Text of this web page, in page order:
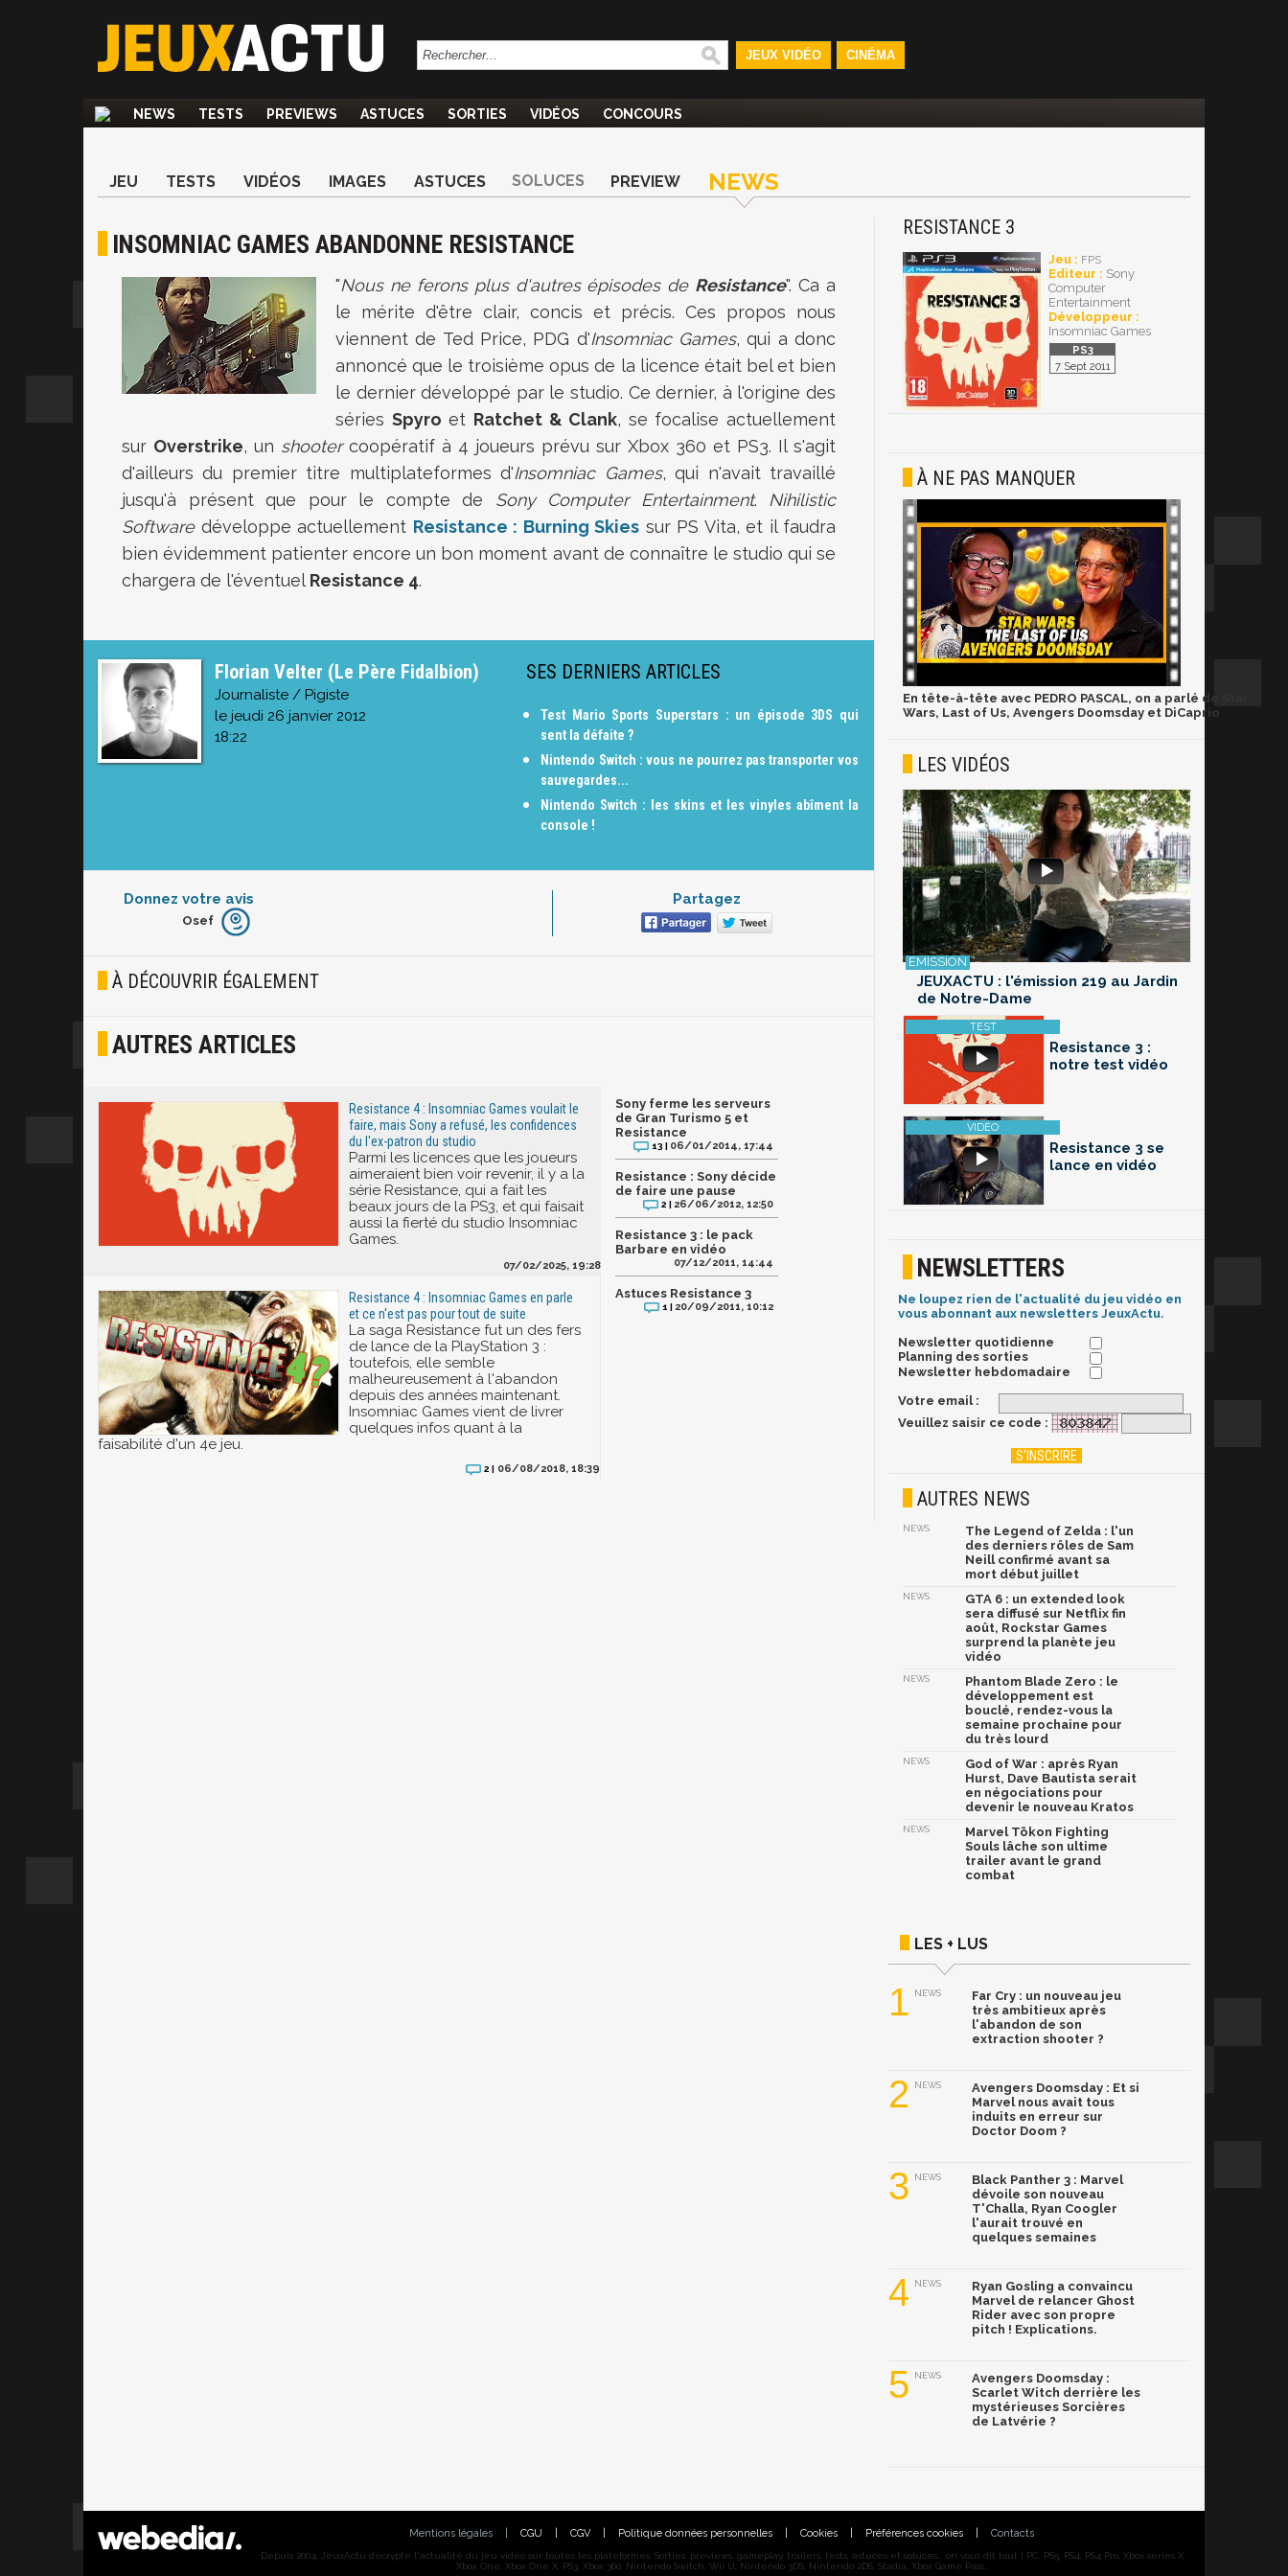
JEUX VIDÉO CINÉMA
NEWS TESTS PREVIEWS ASTUCES SORTIES VIDÉOS CONCOURS
JEU TESTS VIDÉOS IMAGES ASTUCES SOLUCES PREVIEW NEWS
INSOMNIAC GAMES ABANDONNE RESISTANCE
"Nous ne ferons plus d'autres épisodes de Resistance". Ca a
le mérite d'être clair, concis et précis. Ces propos nous
viennent de Ted Price, PDG d'Insomniac Games, qui a donc
annoncé que le troisième opus de la licence était bel et bien
le dernier développé par le studio. Ce dernier, à l'origine des
séries Spyro et Ratchet & Clank, se focalise actuellement
sur Overstrike, un shootercoopératif à 4 joueurs prévu sur Xbox 360 et PS3. Il s'agit
d'ailleurs du premier titre multiplateformes d'Insomniac Games, qui n'avait travaillé
jusqu'à présent que pour le compte de Sony Computer Entertainment. Nihilistic
Softwaredéveloppe actuellement Resistance : Burning Skies sur PS Vita, et il faudra
bien évidemment patienter encore un bon moment avant de connaître le studio qui se
chargera de l'éventuel Resistance 4.
Florian Velter (Le Père Fidalbion)
Journaliste / Pigiste
le jeudi 26 janvier 2012
18:22
SES DERNIERS ARTICLES
Test Mario Sports Superstars : un épisode 3DS qui
sent la défaite ?
Nintendo Switch : vous ne pourrez pas transporter vos
sauvegardes...
Nintendo Switch : les skins et les vinyles abîment la
console !
Donnez votre avis
Furieux
Joyeux
Osef
Partagez
À DÉCOUVRIR ÉGALEMENT
AUTRES ARTICLES
Resistance 4 : Insomniac Games voulait le
faire, mais Sony a refusé, les confidences
du l'ex-patron du studio
Parmi les licences que les joueurs
aimeraient bien voir revenir, il y a la
série Resistance, qui a fait les
beaux jours de la PS3, et qui faisait
aussi la fierté du studio Insomniac
Games.
07/02/2025, 19:28
Resistance 4 : Insomniac Games en parle
et ce n'est pas pour tout de suite
La saga Resistance fut un des fers
de lance de la PlayStation 3 :
toutefois, elle semble
malheureusement à l'abandon
depuis des années maintenant.
Insomniac Games vient de livrer
quelques infos quant à la
faisabilité d'un 4e jeu.
2 | 06/08/2018, 18:39
Sony ferme les serveurs
de Gran Turismo 5 et
Resistance
13 | 06/01/2014, 17:44
Resistance : Sony décide
de faire une pause
2 | 26/06/2012, 12:50
Resistance 3 : le pack
Barbare en vidéo
07/12/2011, 14:44
Astuces Resistance 3
1 | 20/09/2011, 10:12
RESISTANCE 3
Jeu : FPS
Editeur : Sony
Computer
Entertainment
Développeur :
Insomniac Games
7 Sept 2011
À NE PAS MANQUER
En tête-à-tête avec PEDRO PASCAL, on a parlé de Star
Wars, Last of Us, Avengers Doomsday et DiCaprio
LES VIDÉOS
JEUXACTU : l'émission 219 au Jardin
de Notre-Dame
Resistance 3 :
notre test vidéo
Resistance 3 se
lance en vidéo
NEWSLETTERS
Ne loupez rien de l'actualité du jeu vidéo en
vous abonnant aux newsletters JeuxActu.
Newsletter quotidienne
Planning des sorties
Newsletter hebdomadaire
Votre email :
Veuillez saisir ce code :
AUTRES NEWS
NEWS
The Legend of Zelda : l'un
des derniers rôles de Sam
Neill confirmé avant sa
mort début juillet
NEWS
GTA 6 : un extended look
sera diffusé sur Netflix fin
août, Rockstar Games
surprend la planète jeu
vidéo
NEWS
Phantom Blade Zero : le
développement est
bouclé, rendez-vous la
semaine prochaine pour
du très lourd
NEWS
God of War : après Ryan
Hurst, Dave Bautista serait
en négociations pour
devenir le nouveau Kratos
NEWS
Marvel Tōkon Fighting
Souls lâche son ultime
trailer avant le grand
combat
LES + LUS
1 NEWS
Far Cry : un nouveau jeu
très ambitieux après
l'abandon de son
extraction shooter ?
2 NEWS
Avengers Doomsday : Et si
Marvel nous avait tous
induits en erreur sur
Doctor Doom ?
3 NEWS
Black Panther 3 : Marvel
dévoile son nouveau
T'Challa, Ryan Coogler
l'aurait trouvé en
quelques semaines
4 NEWS
Ryan Gosling a convaincu
Marvel de relancer Ghost
Rider avec son propre
pitch ! Explications.
5 NEWS
Avengers Doomsday :
Scarlet Witch derrière les
mystérieuses Sorcières
de Latvérie ?
Mentions légales CGU CGV Politique données personnelles Cookies Préférences cookies Contacts
Depuis 2004, JeuxActu décrypte l'actualité du jeu vidéo sur toutes les plateformes. Sorties, previews, gameplay, trailers, tests, astuces et soluces... on vous dit tout ! PC, PS5, PS4, PS4 Pro, Xbox series X,
Xbox One, Xbox One X, PS3, Xbox 360, Nintendo Switch, Wii U, Nintendo 3DS, Nintendo 2DS, Stadia, Xbox Game Pass...